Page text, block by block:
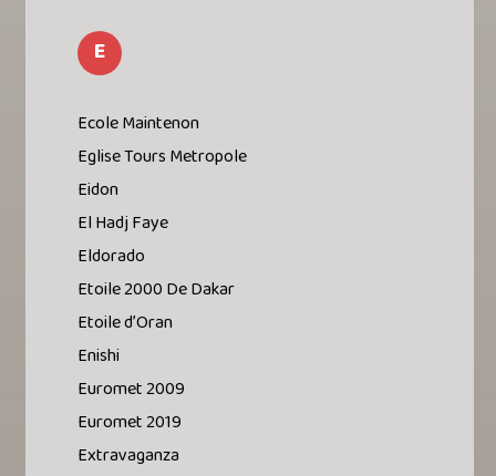
E
Ecole Maintenon
Eglise Tours Metropole
Eidon
El Hadj Faye
Eldorado
Etoile 2000 De Dakar
Etoile d’Oran
Enishi
Euromet 2009
Euromet 2019
Extravaganza